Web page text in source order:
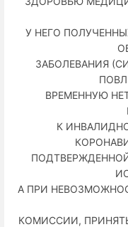
У НЕГО
ЗАБОЛЕВАНИЯ
ВРЕМЕННУЮ
К
А ПРИ
КОМИССИИ,